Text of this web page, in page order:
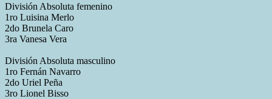
División Absoluta femenino
1ro Luisina Merlo
2do Brunela Caro
3ra Vanesa Vera
División Absoluta masculino
1ro Fernán Navarro
2do Uriel Peña
3ro Lionel Bisso